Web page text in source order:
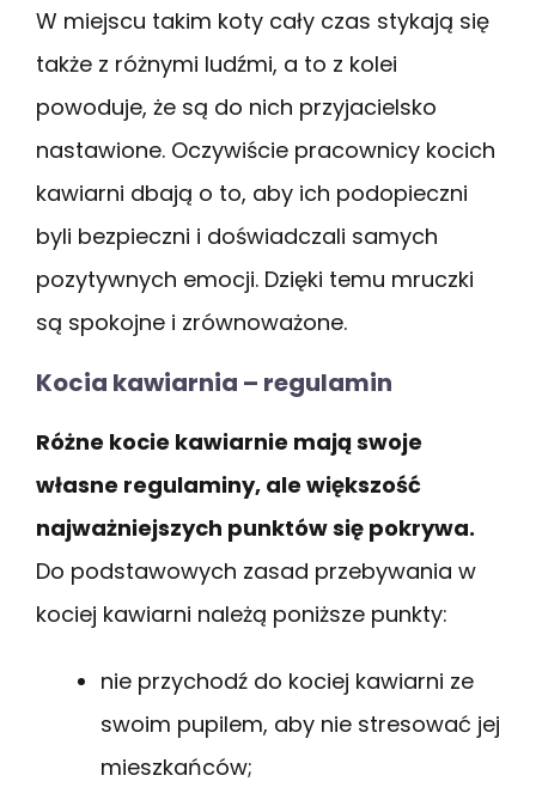
W miejscu takim koty cały czas stykają się
także z różnymi ludźmi, a to z kolei
powoduje, że są do nich przyjacielsko
nastawione. Oczywiście pracownicy kocich
kawiarni dbają o to, aby ich podopieczni
byli bezpieczni i doświadczali samych
pozytywnych emocji. Dzięki temu mruczki
są spokojne i zrównoważone.
Kocia kawiarnia – regulamin
Różne kocie kawiarnie mają swoje
własne regulaminy, ale większość
najważniejszych punktów się pokrywa.
Do podstawowych zasad przebywania w
kociej kawiarni należą poniższe punkty:
nie przychodź do kociej kawiarni ze
swoim pupilem, aby nie stresować jej
mieszkańców;